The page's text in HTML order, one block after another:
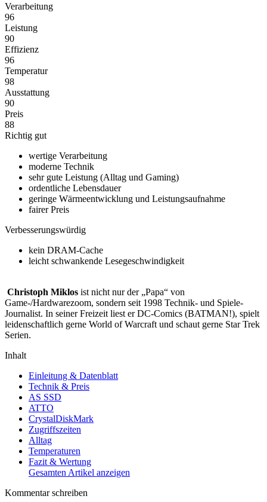
Verarbeitung
96
Leistung
90
Effizienz
96
Temperatur
98
Ausstattung
90
Preis
88
Richtig gut
wertige Verarbeitung
moderne Technik
sehr gute Leistung (Alltag und Gaming)
ordentliche Lebensdauer
geringe Wärmeentwicklung und Leistungsaufnahme
fairer Preis
Verbesserungswürdig
kein DRAM-Cache
leicht schwankende Lesegeschwindigkeit
Christoph Miklos ist nicht nur der „Papa“ von
Game-/Hardwarezoom, sondern seit 1998 Technik- und Spiele-
Journalist. In seiner Freizeit liest er DC-Comics (BATMAN!), spielt
leidenschaftlich gerne World of Warcraft und schaut gerne Star Trek
Serien.
Inhalt
Einleitung & Datenblatt
Technik & Preis
AS SSD
ATTO
CrystalDiskMark
Zugriffszeiten
Alltag
Temperaturen
Fazit & Wertung
Gesamten Artikel anzeigen
Kommentar schreiben